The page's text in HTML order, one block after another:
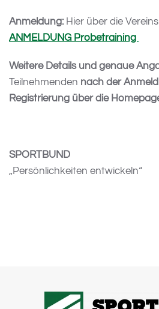
Anmeldung:Hier über die
ANMELDUNG Probetraining
Weitere Details und genaue
Teilnehmenden nach der
Registrierung über die
SPORTBUND
„Persönlichkeiten entwickeln“